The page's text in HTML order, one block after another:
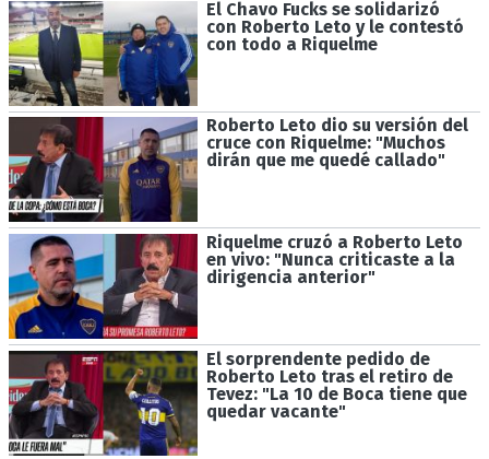
El Chavo Fucks se solidarizó
con Roberto Leto y le contestó
con todo a Riquelme
Roberto Leto dio su versión del
cruce con Riquelme: "Muchos
dirán que me quedé callado"
Riquelme cruzó a Roberto Leto
en vivo: "Nunca criticaste a la
dirigencia anterior"
El sorprendente pedido de
Roberto Leto tras el retiro de
Tevez: "La 10 de Boca tiene que
quedar vacante"